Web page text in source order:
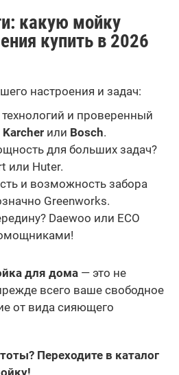
какую мойку
купить в 2026
настроения и задач:
и проверенный
Karcher или Bosch.
для больших задач?
или Huter.
и возможность забора
Greenworks.
Daewoo или ECO
для дома — это не
всего ваше свободное
от вида сияющего
Переходите в каталог